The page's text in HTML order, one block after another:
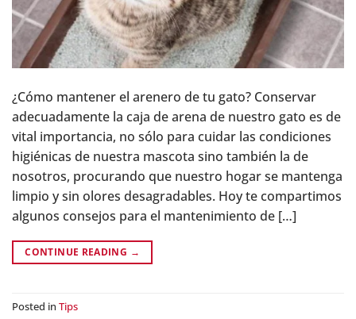
¿Cómo mantener el arenero de tu gato? Conservar
adecuadamente la caja de arena de nuestro gato es de
vital importancia, no sólo para cuidar las condiciones
higiénicas de nuestra mascota sino también la de
nosotros, procurando que nuestro hogar se mantenga
limpio y sin olores desagradables. Hoy te compartimos
algunos consejos para el mantenimiento de […]
CONTINUE READING →
Posted in Tips